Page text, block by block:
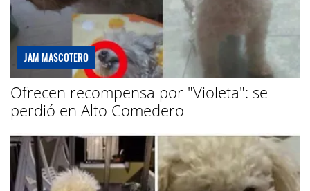
JAM MASCOTERO
Ofrecen recompensa por "Violeta": se
perdió en Alto Comedero